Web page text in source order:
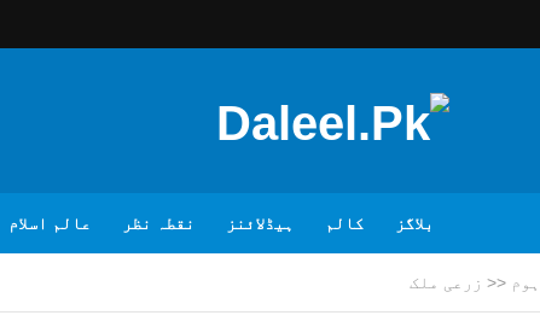
بلاگز کالم ہیڈلائنز نقطہ نظر عالم اسلام
ہوم << زرعی ملک